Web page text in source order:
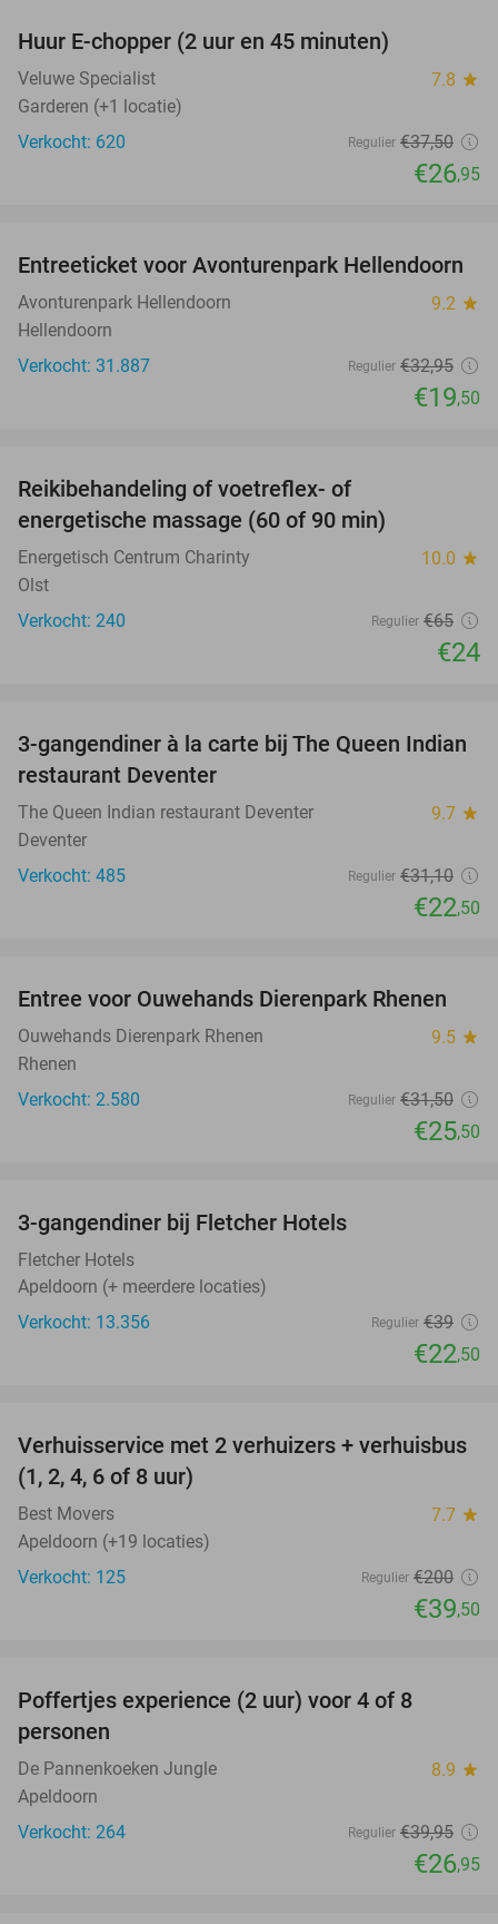
Huur E-chopper (2 uur en 45 minuten)
Veluwe Specialist 7.8 star
Garderen (+1 locatie)
Verkocht: 620
Regulier €37,50
€26,95
41%
Entreeticket voor Avonturenpark Hellendoorn
Avonturenpark Hellendoorn 9.2 star
Hellendoorn
Verkocht: 31.887
Regulier €32,95
€19,50
OUT
Reikibehandeling of voetreflex- of
energetische massage (60 of 90 min)
Energetisch Centrum Charinty 10.0 star
Olst
Verkocht: 240
Regulier €65
€24
28%
3-gangendiner à la carte bij The Queen Indian
restaurant Deventer
The Queen Indian restaurant Deventer 9.7 star
Deventer
Verkocht: 485
Regulier €31,10
€22,50
19%
Entree voor Ouwehands Dierenpark Rhenen
Ouwehands Dierenpark Rhenen 9.5 star
Rhenen
Verkocht: 2.580
Regulier €31,50
€25,50
3-gangendiner bij Fletcher Hotels
Fletcher Hotels
Apeldoorn (+ meerdere locaties)
Verkocht: 13.356
Regulier €39
€22,50
80%
Verhuisservice met 2 verhuizers + verhuisbus
(1, 2, 4, 6 of 8 uur)
Best Movers 7.7 star
Apeldoorn (+19 locaties)
Verkocht: 125
Regulier €200
€39,50
Poffertjes experience (2 uur) voor 4 of 8
personen
De Pannenkoeken Jungle 8.9 star
Apeldoorn
Verkocht: 264
Regulier €39,95
€26,95